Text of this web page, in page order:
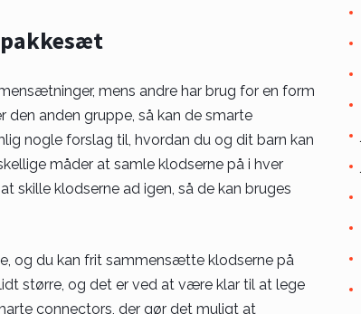
mens andre har brug for en form
den anden gruppe, så kan de smarte
nogle forslag til, hvordan du og dit barn kan
måder at samle klodserne på i hver
skille klodserne ad igen, så de kan bruges
og du kan frit sammensætte klodserne på
større, og det er ved at være klar til at lege
connectors, der gør det muligt at